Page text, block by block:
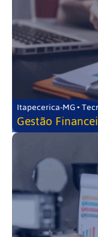
Itapecerica-MG •
Gestão